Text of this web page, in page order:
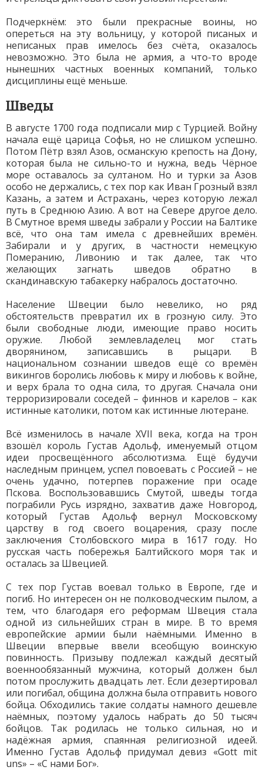
Подчеркнём: это были прекрасные воины, но
опереться на эту вольницу, у которой писаных и
неписаных прав имелось без счёта, оказалось
невозможно. Это была не армия, а что-то вроде
нынешних частных военных компаний, только
дисциплины ещё меньше.
Шведы
В августе 1700 года подписали мир с Турцией. Войну
начала ещё царица Софья, но не слишком успешно.
Потом Пётр взял Азов, османскую крепость на Дону,
которая была не сильно-то и нужна, ведь Чёрное
море оставалось за султаном. Но и турки за Азов
особо не держались, с тех пор как Иван Грозный взял
Казань, а затем и Астрахань, через которую лежал
путь в Среднюю Азию. А вот на Севере другое дело.
В Смутное время шведы забрали у России на Балтике
всё, что она там имела с древнейших времён.
Забирали и у других, в частности немецкую
Померанию, Ливонию и так далее, так что
желающих загнать шведов обратно в
скандинавскую табакерку набралось достаточно.
Население Швеции было невелико, но ряд
обстоятельств превратил их в грозную силу. Это
были свободные люди, имеющие право носить
оружие. Любой землевладелец мог стать
дворянином, записавшись в рыцари. В
национальном сознании шведов ещё со времён
викингов боролись любовь к миру и любовь к войне,
и верх брала то одна сила, то другая. Сначала они
терроризировали соседей – финнов и карелов – как
истинные католики, потом как истинные лютеране.
Всё изменилось в начале XVII века, когда на трон
взошёл король Густав Адольф, именуемый отцом
идеи просвещённого абсолютизма. Ещё будучи
наследным принцем, успел повоевать с Россией – не
очень удачно, потерпев поражение при осаде
Пскова. Воспользовавшись Смутой, шведы тогда
пограбили Русь изрядно, захватив даже Новгород,
который Густав Адольф вернул Московскому
царству в год своего воцарения, сразу после
заключения Столбовского мира в 1617 году. Но
русская часть побережья Балтийского моря так и
осталась за Швецией.
С тех пор Густав воевал только в Европе, где и
погиб. Но интересен он не полководческим пылом, а
тем, что благодаря его реформам Швеция стала
одной из сильнейших стран в мире. В то время
европейские армии были наёмными. Именно в
Швеции впервые ввели всеобщую воинскую
повинность. Призыву подлежал каждый десятый
военнообязанный мужчина, который должен был
потом прослужить двадцать лет. Если дезертировал
или погибал, община должна была отправить нового
бойца. Обходились такие солдаты намного дешевле
наёмных, поэтому удалось набрать до 50 тысяч
бойцов. Так родилась не только сильная, но и
надёжная армия, спаянная религиозной идеей.
Именно Густав Адольф придумал девиз «Gott mit
uns» – «С нами Бог».